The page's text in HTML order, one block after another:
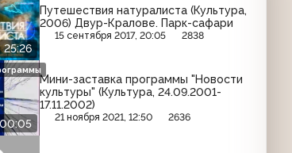
25:26
Путешествия натуралиста (Культура,
2006) Двур-Кралове. Парк-сафари
15 сентября 2017, 20:05 2838
00:05
Мини-заставка программы "Новости
культуры" (Культура, 24.09.2001-
17.11.2002)
21 ноября 2021, 12:50 2636